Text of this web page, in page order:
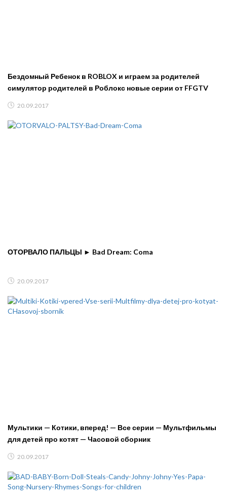
Бездомный Ребенок в ROBLOX и играем за родителей
симулятор родителей в Роблокс новые серии от FFGTV
20.09.2017
ОТОРВАЛО ПАЛЬЦЫ ► Bad Dream: Coma
20.09.2017
Мультики — Котики, вперед! — Все серии — Мультфильмы
для детей про котят — Часовой сборник
20.09.2017